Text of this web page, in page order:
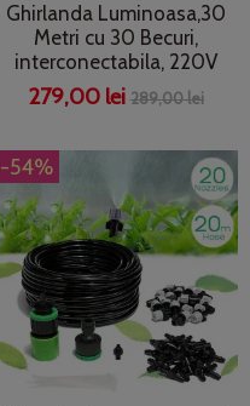
Ghirlanda Luminoasa,30
Metri cu 30 Becuri,
interconectabila, 220V
279,00 lei 289,00 lei
-54%